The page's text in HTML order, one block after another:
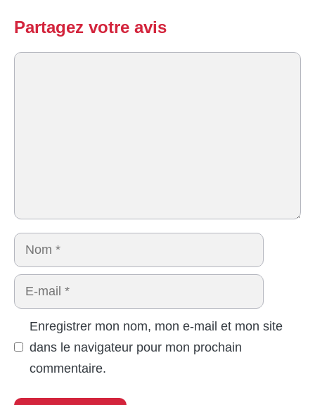
Partagez votre avis
Commentaire
Nom
E-
mail
Enregistrer mon nom, mon e-mail et mon site
dans le navigateur pour mon prochain
commentaire.